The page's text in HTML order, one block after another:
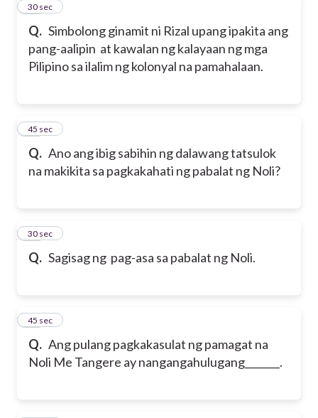
Q. Simbolong ginamit ni Rizal upang ipakita ang
pang-aalipin at kawalan ng kalayaan ng mga
Pilipino sa ilalim ng kolonyal na pamahalaan.
16
30 sec
Q. Ano ang ibig sabihin ng dalawang tatsulok
na makikita sa pagkakahati ng pabalat ng Noli?
17
45 sec
Q. Sagisag ng pag-asa sa pabalat ng Noli.
18
30 sec
Q. Ang pulang pagkakasulat ng pamagat na
Noli Me Tangere ay nangangahulugang_______.
19
45 sec